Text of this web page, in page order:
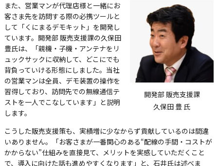
開発部 販売支援課
久保田 豊 氏
また、営業マンが代理店様と一緒にお
客さま先を訪問する際の必携ツールと
して「くにまるデモキット」を開発し
ています。開発部 販売支援課の久保田
豊氏は、「親機・子機・アンテナをリ
ュックサックに収納して、どこにでも
背負っていける形態にしました。当社
の営業マンは全員、デモ装置の操作を
習得しており、訪問先での無線通信テ
ストを一人でこなしています」と説明
します。
こうした販売支援策も、実績増に少なからず貢献しているのは間違
いありません。「お客さまが一番関心のある“配線の手間・コストが
かからない”仕組みを直接見て、メリットを実感していただくこと
で、導入に向けた話も進めやすくなります」と、石井氏は述べま